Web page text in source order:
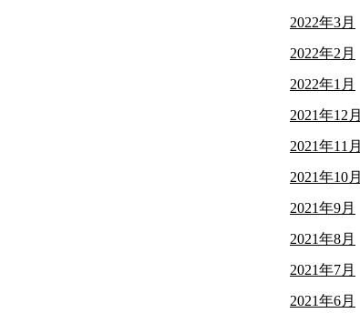
2022年3月
2022年2月
2022年1月
2021年12月
2021年11月
2021年10月
2021年9月
2021年8月
2021年7月
2021年6月